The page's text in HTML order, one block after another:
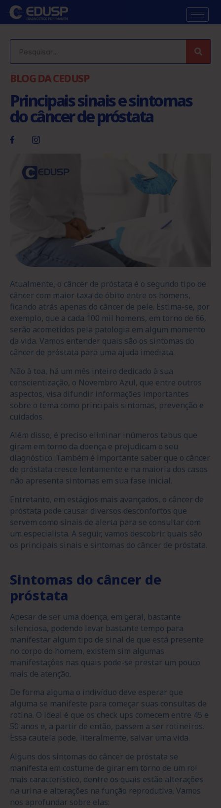
BLOG DA CEDUSP
Principais sinais e sintomas
do câncer de próstata
Atualmente, o câncer de próstata é o segundo tipo de
câncer com maior taxa de óbito entre os homens,
ficando atrás apenas do câncer de pele. Estima-se, por
exemplo, que a cada 100 mil homens, em torno de 66,
serão acometidos pela patologia em algum momento
da vida. Vamos entender quais são os sintomas do
câncer de próstata para uma ajuda imediata.
Não à toa, há um mês inteiro dedicado à sua
conscientização, o Novembro Azul, que entre outros
aspectos, visa difundir informações importantes
sobre o tema como principais sintomas, prevenção e
cuidados.
Além disso, é preciso eliminar inúmeros tabus que
giram em torno da doença e prejudicam o seu
diagnóstico. Também é importante saber que o câncer
de próstata cresce lentamente e na maioria dos casos
não apresenta sintomas em sua fase inicial.
Entretanto, em estágios mais avançados, o câncer de
próstata pode causar diversos desconfortos que
servem como sinais de alerta para se consultar com
um especialista. A seguir, vamos descobrir quais são
os principais sinais e sintomas do câncer de próstata.
Sintomas do câncer de
próstata
Apesar de ser uma doença, em geral, bastante
silenciosa, podendo levar bastante tempo para
manifestar algum tipo de sinal de que está presente
no corpo do homem, existem sim algumas
manifestações nas quais pode-se prestar um pouco
mais de atenção.
De forma alguma o indivíduo deve esperar que
alguma se manifeste para começar suas consultas de
rotina. O ideal é que os check ups comecem entre 45 e
50 anos e, a partir de então, passem a ser rotineiros.
Essa cautela pode, literalmente, salvar uma vida.
Alguns dos sintomas do câncer de próstata se
manifesta em costume de girar em torno de um rol
mais característico, dentre os quais estão alterações
na urina e alterações na função reprodutiva. Vamos
nos aprofundar sobre elas: